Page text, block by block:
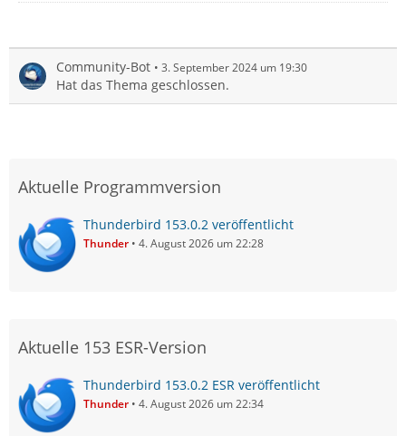
Community-Bot 3. September 2024 um 19:30
Hat das Thema geschlossen.
Aktuelle Programmversion
Thunderbird 153.0.2 veröffentlicht
Thunder 4. August 2026 um 22:28
Aktuelle 153 ESR-Version
Thunderbird 153.0.2 ESR veröffentlicht
Thunder 4. August 2026 um 22:34